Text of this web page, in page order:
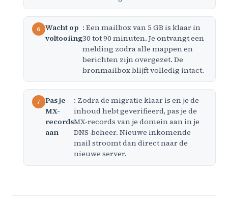
Wacht op
voltooiing
: Een mailbox van 5 GB is klaar in
30 tot 90 minuten. Je ontvangt een
melding zodra alle mappen en
berichten zijn overgezet. De
bronmailbox blijft volledig intact.
Pas je
MX-
records
aan
: Zodra de migratie klaar is en je de
inhoud hebt geverifieerd, pas je de
MX-records van je domein aan in je
DNS-beheer. Nieuwe inkomende
mail stroomt dan direct naar de
nieuwe server.